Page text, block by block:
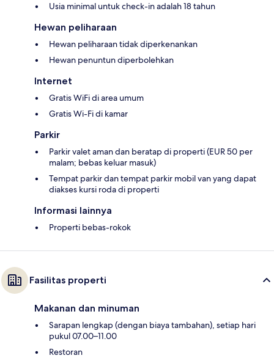
Usia minimal untuk check-in adalah 18 tahun
Hewan peliharaan
Hewan peliharaan tidak diperkenankan
Hewan penuntun diperbolehkan
Internet
Gratis WiFi di area umum
Gratis Wi-Fi di kamar
Parkir
Parkir valet aman dan beratap di properti (EUR 50 per
malam; bebas keluar masuk)
Tempat parkir dan tempat parkir mobil van yang dapat
diakses kursi roda di properti
Informasi lainnya
Properti bebas-rokok
Fasilitas properti
Makanan dan minuman
Sarapan lengkap (dengan biaya tambahan), setiap hari
pukul 07.00–11.00
Restoran